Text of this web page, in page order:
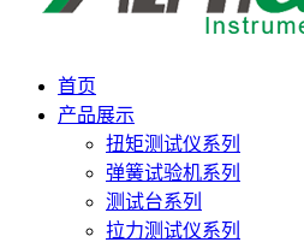
首页
产品展示
扭矩测试仪系列
弹簧试验机系列
测试台系列
拉力测试仪系列